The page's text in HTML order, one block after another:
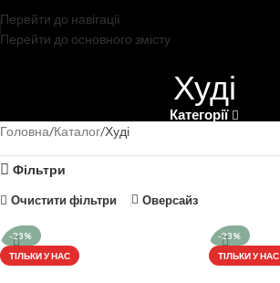
Перейти до навігації
Перейти до основного змісту
Худі
Категорії
Головна Каталог Худі
Фільтри
Очистити фільтри Оверсайз
-23%
ТІЛЬКИ У НАС
-23%
ТІЛЬКИ У НАС